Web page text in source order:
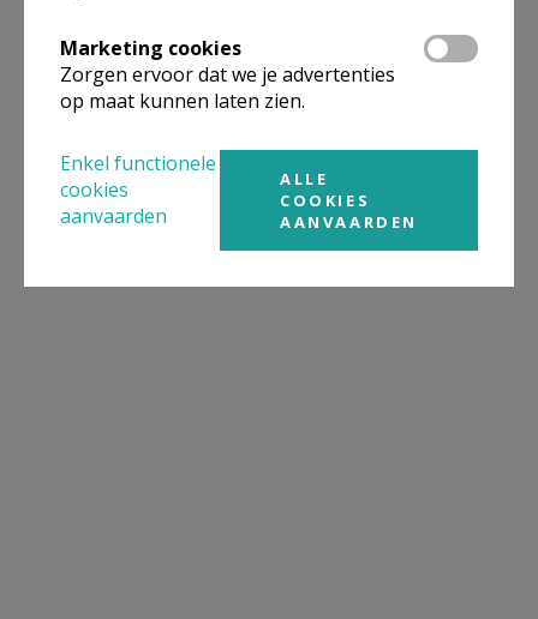
Marketing cookies
Zorgen ervoor dat we je advertenties
op maat kunnen laten zien.
Enkel functionele
cookies
aanvaarden
ALLE
COOKIES
AANVAARDEN